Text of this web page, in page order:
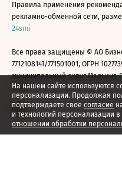
На нашем сайте используются
персонализации. Продолжая
подтверждаете свое согласие
и технологий персонализации в
отношении обработки
Правила применения
рекламно-обменной сети,
24smi
Все права защищены © АО
7712108141/771501001, ОГРН
муниципальный округ Марьина
2026